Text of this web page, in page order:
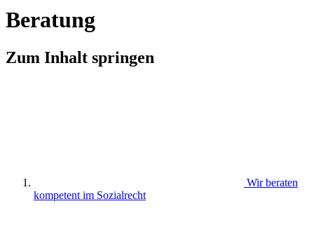
Beratung
Zum Inhalt springen
Wir beraten
kompetent im Sozialrecht